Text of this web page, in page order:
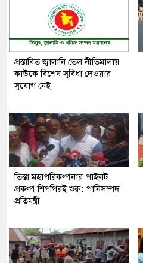
প্রস্তাবিত জ্বালানি তেল নীতিমালায়
কাউকে বিশেষ সুবিধা দেওয়ার
সুযোগ নেই
তিস্তা মহাপরিকল্পনার পাইলট
প্রকল্প শিগগিরই শুরু: পানিসম্পদ
প্রতিমন্ত্রী